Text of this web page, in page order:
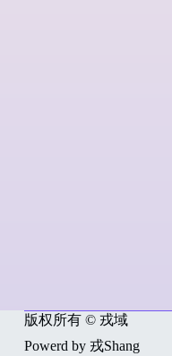
版权所有 © 戎域
Powerd by 戎Shang